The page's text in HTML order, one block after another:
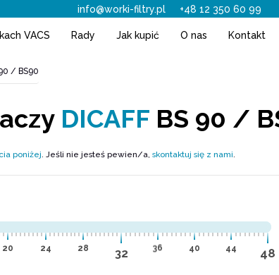
info@worki-filtry.pl +48 12 350 60 99
VACS Rady Jak kupić O nas Kontakt
/ BS90
DICAFF BS 90 /
poniżej. Jeśli nie jesteś pewien/a,skontaktuj się z nami.
20 24 28 32 36 40 44 48